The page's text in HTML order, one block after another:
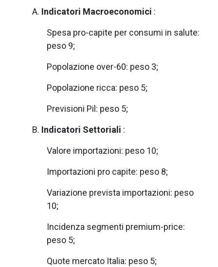
A. Indicatori Macroeconomici :
Spesa pro-capite per consumi in salute:
peso 9;
Popolazione over-60: peso 3;
Popolazione ricca: peso 5;
Previsioni Pil: peso 5;
B. Indicatori Settoriali :
Valore importazioni: peso 10;
Importazioni pro capite: peso 8;
Variazione prevista importazioni: peso
10;
Incidenza segmenti premium-price:
peso 5;
Quote mercato Italia: peso 5;